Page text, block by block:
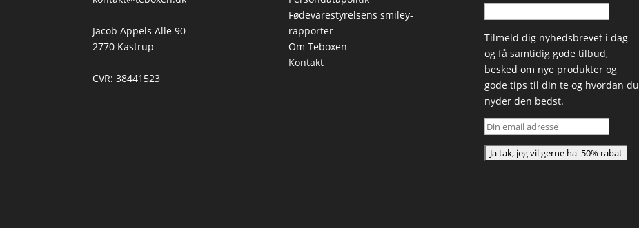
Jacob Appels Alle 90
2770 Kastrup
CVR: 38441523
Fødevarestyrelsens smiley-
rapporter
Om Teboxen
Kontakt
Tilmeld dig nyhedsbrevet i dag
og få samtidig gode tilbud,
besked om nye produkter og
gode tips til din te og hvordan du
nyder den bedst.